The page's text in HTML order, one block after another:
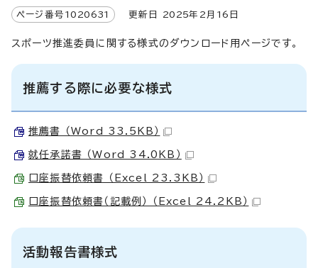
ページ番号 1020631 更新日 2025年2月 16 日
スポーツ推進委員に関する様式のダウンロード用ページです。
推薦する際に必要な様式
推薦書 （Word 33.5KB）
就任承諾書 （Word 34.0KB）
口座振替依頼書 （Excel 23.3KB）
口座振替依頼書（記載例） （Excel 24.2KB）
活動報告書様式